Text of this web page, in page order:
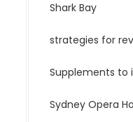
Shark Bay
strategies for
Supplements to
Sydney Opera